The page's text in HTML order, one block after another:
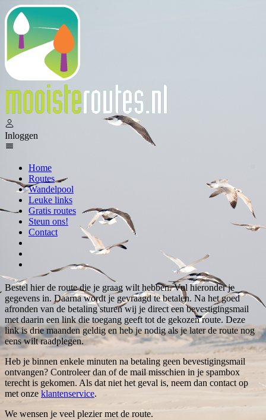
Inloggen
Home
Routes
Wandelpool
Leuke links
Gratis routes
Steun ons!
Contact
Bestel hier de route die je graag wilt hebben. Vul hieronder je
gegevens in. Daarna wordt je gevraagd te betalen. Na het goed
afronden van de betaling sturen wij je direct een bevestigingsmail
met daarin een link die toegang geeft tot de gekozen route. Deze
link is drie maanden geldig en heb je nodig als je later de route nog
eens wilt raadplegen.
Heb je binnen enkele minuten na betaling geen bevestigingsmail
ontvangen? Controleer dan of de mail misschien in je spambox
terecht is gekomen. Als dat niet het geval is, neem dan contact op
met onze klantenservice.
We wensen je veel plezier met de route.